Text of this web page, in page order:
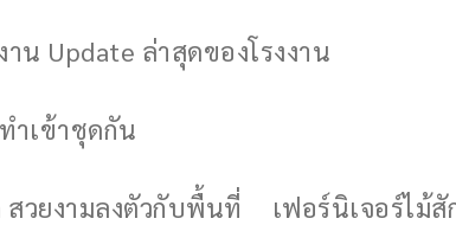
าน Update ล่าสุดของโรงงาน
ำเข้าชุดกัน
วยงามลงตัวกับพื้นที่ เฟอร์นิเจอร์ไม้สั